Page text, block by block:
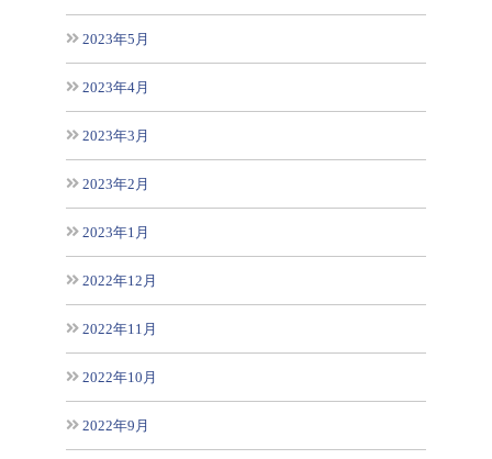
2023年5月
2023年4月
2023年3月
2023年2月
2023年1月
2022年12月
2022年11月
2022年10月
2022年9月